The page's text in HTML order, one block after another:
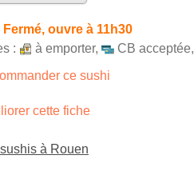
Fermé, ouvre à 11h30
:
à emporter, CB acceptée,
ce sushi
cette fiche
à Rouen